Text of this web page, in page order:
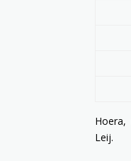
Hoera,
Leij.